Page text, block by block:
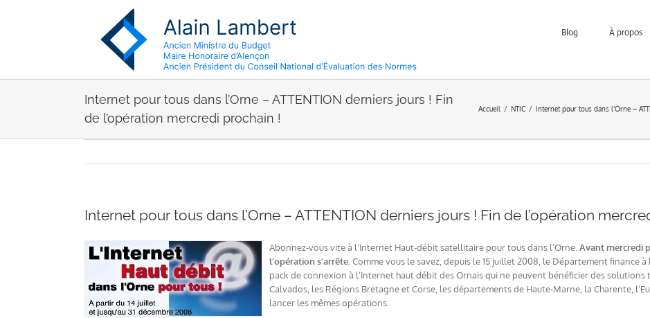
Blog À propos
Internet pour tous dans l’Orne – ATTENTION derniers jours ! Fin
de l’opération mercredi prochain !
Accueil NTIC Internet pour tous dans l’Orne –
Internet pour tous dans l’Orne – ATTENTION derniers jours ! Fin de l’opération
Abonnez-vous vite à l’Internet Haut-débit satellitaire pour tous dans l’Orne. Avant mercredi
l’opération s’arrête. Comme vous le savez, depuis le 15 juillet 2008, le Département finance
pack de connexion à l’Internet haut débit des Ornais qui ne peuvent bénéficier des
Calvados, les Régions Bretagne et Corse, les départements de Haute-Marne, la Charente,
lancer les mêmes opérations.